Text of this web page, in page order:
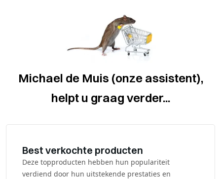
Michael de Muis (onze assistent),
helpt u graag verder...
Best verkochte producten
Deze topproducten hebben hun populariteit
verdiend door hun uitstekende prestaties en